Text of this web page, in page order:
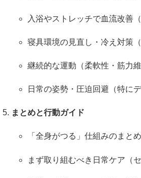
入浴やストレッチで血流改善
寝具環境の見直し・冷え対策
継続的な運動（柔軟性・筋力維
日常の姿勢・圧迫回避（特に
まとめと行動ガイド
「全身がつる」仕組みのまとめ
まず取り組むべき日常ケア（